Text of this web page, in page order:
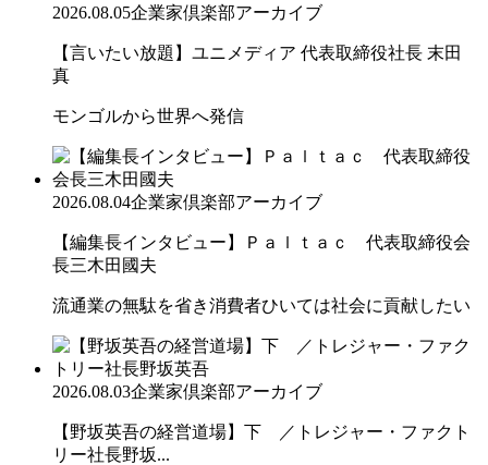
2026.08.05企業家倶楽部アーカイブ
【言いたい放題】ユニメディア 代表取締役社長 末田
真
モンゴルから世界へ発信
2026.08.04企業家倶楽部アーカイブ
【編集長インタビュー】Ｐａｌｔａｃ 代表取締役会
長三木田國夫
流通業の無駄を省き消費者ひいては社会に貢献したい
2026.08.03企業家倶楽部アーカイブ
【野坂英吾の経営道場】下 ／トレジャー・ファクト
リー社長野坂...